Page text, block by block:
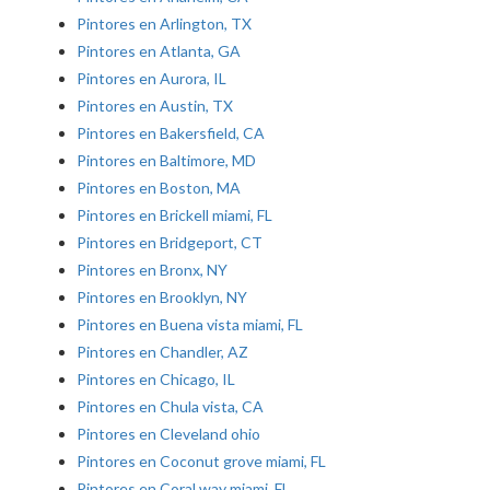
Pintores en Arlington, TX
Pintores en Atlanta, GA
Pintores en Aurora, IL
Pintores en Austin, TX
Pintores en Bakersfield, CA
Pintores en Baltimore, MD
Pintores en Boston, MA
Pintores en Brickell miami, FL
Pintores en Bridgeport, CT
Pintores en Bronx, NY
Pintores en Brooklyn, NY
Pintores en Buena vista miami, FL
Pintores en Chandler, AZ
Pintores en Chicago, IL
Pintores en Chula vista, CA
Pintores en Cleveland ohio
Pintores en Coconut grove miami, FL